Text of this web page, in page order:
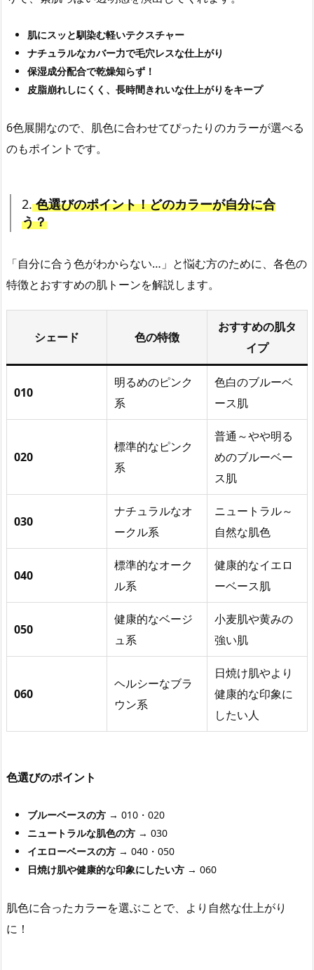
肌にスッと馴染む軽いテクスチャー
ナチュラルなカバー力で毛穴レスな仕上がり
保湿成分配合で乾燥知らず！
皮脂崩れしにくく、長時間きれいな仕上がりをキープ
6色展開なので、肌色に合わせてぴったりのカラーが選べる
のもポイントです。
2.色選びのポイント！どのカラーが自分に合
う？
「自分に合う色がわからない…」と悩む方のために、各色の
特徴とおすすめの肌トーンを解説します。
シェード 色の特徴
おすすめの肌タ
イプ
010
明るめのピンク
系
色白のブルーベ
ース肌
020
標準的なピンク
系
普通～やや明る
めのブルーベー
ス肌
030
ナチュラルなオ
ークル系
ニュートラル～
自然な肌色
040
標準的なオーク
ル系
健康的なイエロ
ーベース肌
050
健康的なベージ
ュ系
小麦肌や黄みの
強い肌
060
ヘルシーなブラ
ウン系
日焼け肌やより
健康的な印象に
したい人
色選びのポイント
ブルーベースの方 → 010・020
ニュートラルな肌色の方 → 030
イエローベースの方 → 040・050
日焼け肌や健康的な印象にしたい方 → 060
肌色に合ったカラーを選ぶことで、より自然な仕上がり
に！